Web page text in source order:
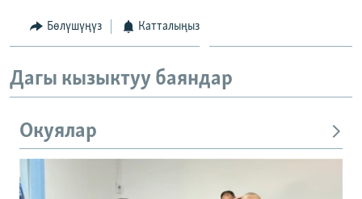
Бөлүшүңүз Катталыңыз
Дагы кызыктуу баяндар
Окуялар